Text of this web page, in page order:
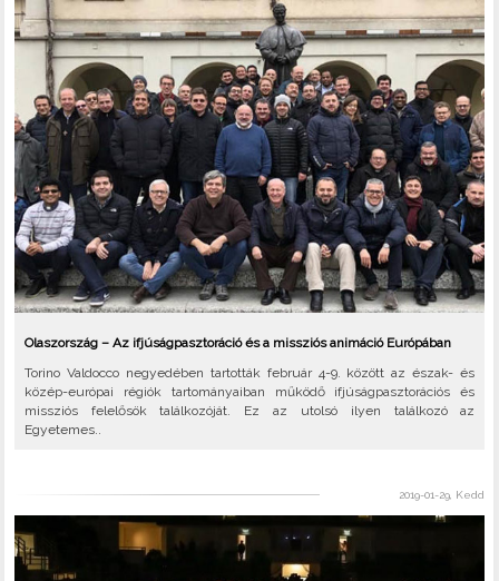
Olaszország – Az ifjúságpasztoráció és a missziós animáció Európában
Torino Valdocco negyedében tartották február 4-9. között az észak- és
közép-európai régiók tartományaiban működő ifjúságpasztorációs és
missziós felelősök találkozóját. Ez az utolsó ilyen találkozó az
Egyetemes..
2019-01-29, Kedd